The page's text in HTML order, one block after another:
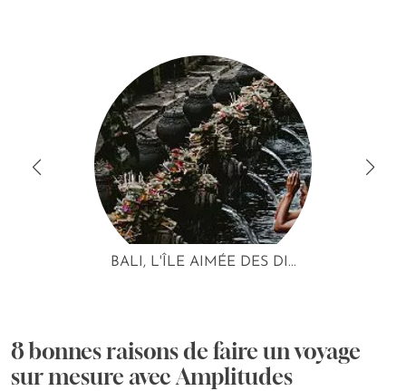
BALI, L'ÎLE AIMÉE DES DI...
8 bonnes raisons de faire un voyage
sur mesure avec Amplitudes